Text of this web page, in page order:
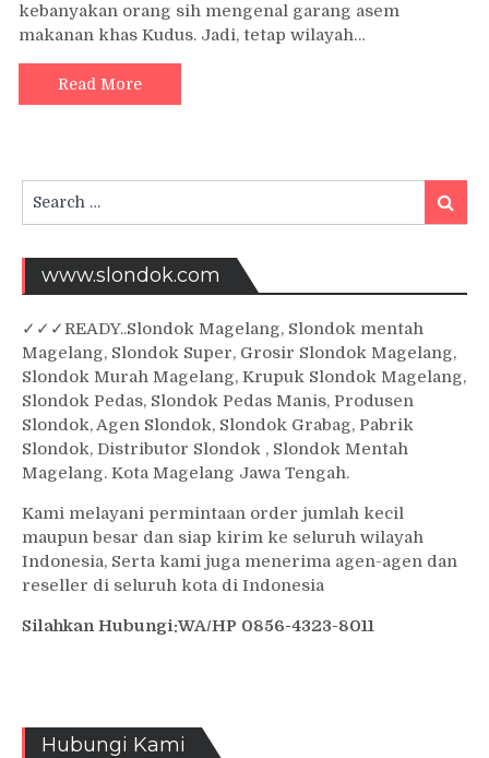
kebanyakan orang sih mengenal garang asem
makanan khas Kudus. Jadi, tetap wilayah…
Read More
for:
Search
www.slondok.com
✓ ✓✓READY..Slondok Magelang, Slondok mentah
Magelang, Slondok Super, Grosir Slondok Magelang,
Slondok Murah Magelang, Krupuk Slondok Magelang,
Slondok Pedas, Slondok Pedas Manis, Produsen
Slondok, Agen Slondok, Slondok Grabag, Pabrik
Slondok, Distributor Slondok , Slondok Mentah
Magelang. Kota Magelang Jawa Tengah.
Kami melayani permintaan order jumlah kecil
maupun besar dan siap kirim ke seluruh wilayah
Indonesia, Serta kami juga menerima agen-agen dan
reseller di seluruh kota di Indonesia
Silahkan Hubungi:WA/HP 0856-4323-8011
Hubungi Kami